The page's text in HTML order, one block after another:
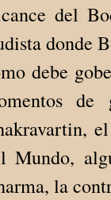
del
donde
debe
Mundo,
la